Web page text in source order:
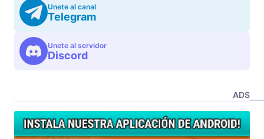
Unete al canal
Telegram
Unete al servidor
Discord
ADS